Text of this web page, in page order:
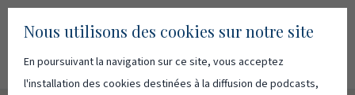
Nous utilisons des cookies sur notre site
En poursuivant la navigation sur ce site, vous acceptez
l'installation des cookies destinées à la diffusion de podcasts,